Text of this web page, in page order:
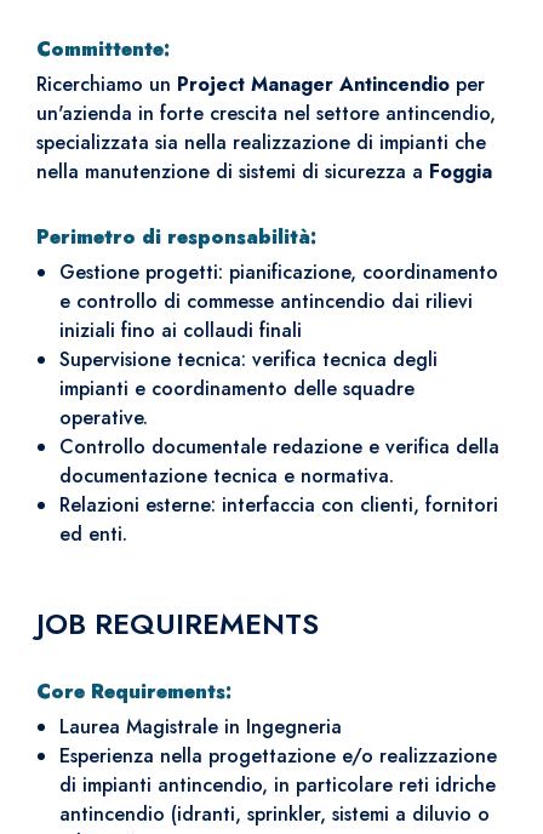
Committente:
Ricerchiamo un Project Manager Antincendio per
un'azienda in forte crescita nel settore antincendio,
specializzata sia nella realizzazione di impianti che
nella manutenzione di sistemi di sicurezza a Foggia
Perimetro di responsabilità:
Gestione progetti: pianificazione, coordinamento
e controllo di commesse antincendio dai rilievi
iniziali fino ai collaudi finali
Supervisione tecnica: verifica tecnica degli
impianti e coordinamento delle squadre
operative.
Controllo documentale redazione e verifica della
documentazione tecnica e normativa.
Relazioni esterne: interfaccia con clienti, fornitori
ed enti.
JOB REQUIREMENTS
Core Requirements:
Laurea Magistrale in Ingegneria
Esperienza nella progettazione e/o realizzazione
di impianti antincendio, in particolare reti idriche
antincendio (idranti, sprinkler, sistemi a diluvio o